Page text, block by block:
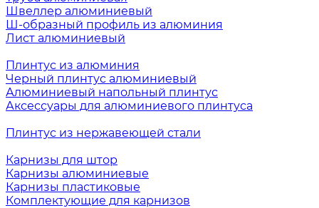
Швеллер алюминиевый
Ш-образный профиль из алюминия
Лист алюминиевый
Плинтус из алюминия
Черный плинтус алюминиевый
Алюминиевый напольный плинтус
Аксессуары для алюминиевого плинтуса
Плинтус из нержавеющей стали
Карнизы для штор
Карнизы алюминиевые
Карнизы пластиковые
Комплектующие для карнизов